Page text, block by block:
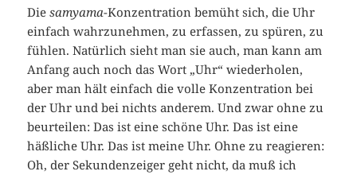
Die samyama-Konzentration bemüht sich, die Uhr
einfach wahrzunehmen, zu erfassen, zu spüren, zu
fühlen. Natürlich sieht man sie auch, man kann am
Anfang auch noch das Wort „Uhr“ wiederholen,
aber man hält einfach die volle Konzentration bei
der Uhr und bei nichts anderem. Und zwar ohne zu
beurteilen: Das ist eine schöne Uhr. Das ist eine
häßliche Uhr. Das ist meine Uhr. Ohne zu reagieren:
Oh, der Sekundenzeiger geht nicht, da muß ich